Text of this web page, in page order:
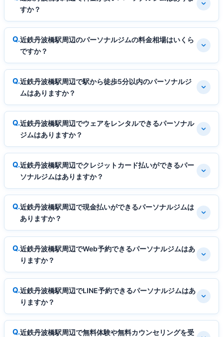
すか？
近鉄丹波橋駅周辺のパーソナルジムの料金相場はいくら
ですか？
近鉄丹波橋駅周辺で駅から徒歩5分以内のパーソナルジ
ムはありますか？
近鉄丹波橋駅周辺でウェアをレンタルできるパーソナル
ジムはありますか？
近鉄丹波橋駅周辺でクレジットカード払いができるパー
ソナルジムはありますか？
近鉄丹波橋駅周辺で現金払いができるパーソナルジムは
ありますか？
近鉄丹波橋駅周辺でWeb予約できるパーソナルジムはあ
りますか？
近鉄丹波橋駅周辺でLINE予約できるパーソナルジムはあ
りますか？
近鉄丹波橋駅周辺で無料体験や無料カウンセリングを受